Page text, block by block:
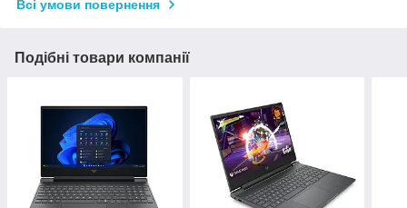
Всі умови повернення
Подібні товари компанії